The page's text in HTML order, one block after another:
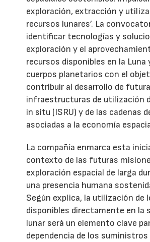
exploración, extracción y
recursos lunares’. La
identificar tecnologías y
exploración y el
recursos disponibles en la Luna
cuerpos planetarios con el
contribuir al desarrollo de
infraestructuras de utilización
in situ (ISRU) y de las cadenas
asociadas a la economía
La compañía enmarca esta
contexto de las futuras
exploración espacial de larga
una presencia humana
Según explica, la utilización de
disponibles directamente en la
lunar será un elemento clave
dependencia de los suministros